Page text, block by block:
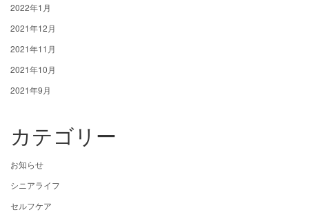
2022年1月
2021年12月
2021年11月
2021年10月
2021年9月
カテゴリー
お知らせ
シニアライフ
セルフケア